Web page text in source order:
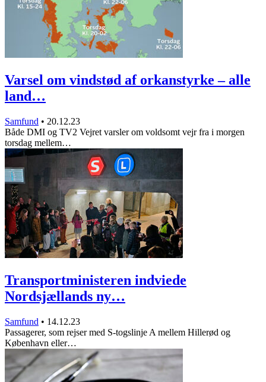
Varsel om vindstød af orkanstyrke – alle
land…
Samfund • 20.12.23
Både DMI og TV2 Vejret varsler om voldsomt vejr fra i morgen
torsdag mellem…
Transportministeren indviede
Nordsjællands ny…
Samfund • 14.12.23
Passagerer, som rejser med S-togslinje A mellem Hillerød og
København eller…